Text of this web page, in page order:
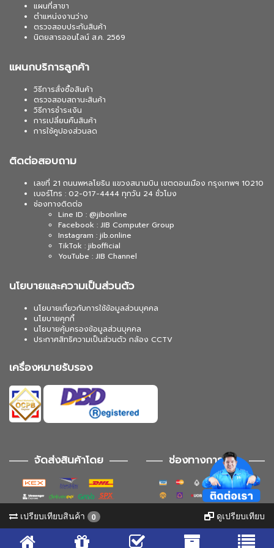
แผนที่สาขา
ตำแหน่งงานว่าง
ตรวจสอบประกันสินค้า
นิตยสารออนไลน์ ส.ค. 2569
แผนกบริการลูกค้า
วิธีการสั่งซื้อสินค้า
ตรวจสอบสถานะสินค้า
วิธีการชำระเงิน
การเปลี่ยนคืนสินค้า
การใช้คูปองส่วนลด
ติดต่อสอบถาม
เลขที่ 21 ถนนพหลโยธิน แขวงสนามบิน เขตดอนเมือง กรุงเทพฯ 10210
เบอร์โทร : 02-017-4444 ทุกวัน 24 ชั่วโมง
ช่องทางติดต่อ
Line ID : @jibonline
Facebook : JIB Computer Group
Instagram : jib.online
TikTok : jibofficial
YouTube : JIB Channel
นโยบายและความเป็นส่วนตัว
นโยบายเกี่ยวกับการใช้ข้อมูลส่วนบุคคล
นโยบายคุกกี้
นโยบายคุ้มครองข้อมูลส่วนบุคคล
ประกาศสิทธิความเป็นส่วนตัว กล้อง CCTV
เครื่องหมายรับรอง
จัดส่งสินค้าโดย ช่องทางการชำระ
ช่องทางการติดตาม
เปรียบเทียบสินค้า 0 ดูเปรียบเทียบ